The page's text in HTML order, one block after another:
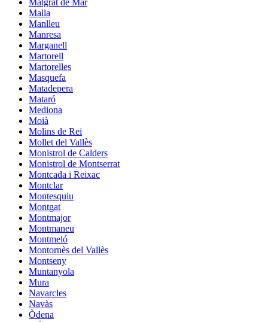
Malla
Manlleu
Manresa
Marganell
Martorell
Martorelles
Masquefa
Matadepera
Mataró
Mediona
Moià
Molins de Rei
Mollet del Vallès
Monistrol de Calders
Monistrol de Montserrat
Montcada i Reixac
Montclar
Montesquiu
Montgat
Montmajor
Montmaneu
Montmeló
Montornès del Vallès
Montseny
Muntanyola
Mura
Navarcles
Navàs
Òdena